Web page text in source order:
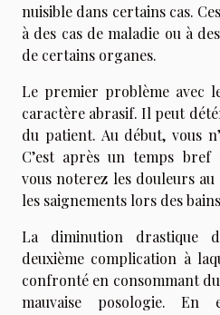
nuisible dans certains cas.
à des cas de maladie ou à
de certains organes.
Le premier problème avec
caractère abrasif. Il peut
du patient. Au début, vous
C’est après un temps bref
vous noterez les douleurs
les saignements lors des
La diminution drastique
deuxième complication à
confronté en consommant
mauvaise posologie. En